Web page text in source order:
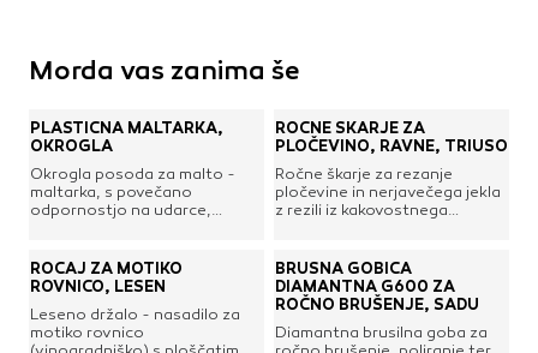
Morda vas zanima še
PLASTIČNA MALTARKA,
OKROGLA
Okrogla posoda za malto -
maltarka, s povečano
odpornostjo na udarce,
lPremer: 594 mmVišina: 336
mmBarva: črna
ROČNE ŠKARJE ZA
PLOČEVINO, RAVNE, TRIUSO
Ročne škarje za rezanje
pločevine in nerjavečega jekla
z rezili iz kakovostnega
zaklepom ter dvokomponentni
2K ročaj nudijo udobno in
učinkovito uporabo. Primerne
za rezanje naravnost.Rezanje
pločevine: do 1,2 mmRezanje
ROČAJ ZA MOTIKO
ROVNICO, LESEN
Leseno držalo - nasadilo za
motiko rovnico
BRUSNA GOBICA
DIAMANTNA G600 ZA
ROČNO BRUŠENJE, SADU
Diamantna brusilna goba za